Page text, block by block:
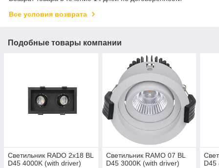
Все условия возврата
Подобные товары компании
Светильник RADO 2x18 BL
D45 4000K (with driver)
Светильник RAMO 07 BL
D45 3000K (with driver)
D45